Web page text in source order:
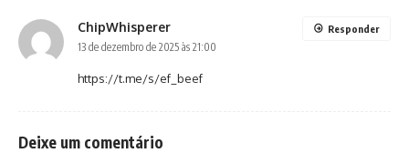
ChipWhisperer
13 de dezembro de 2025 às 21:00
https://t.me/s/ef_beef
Responder
Deixe um comentário